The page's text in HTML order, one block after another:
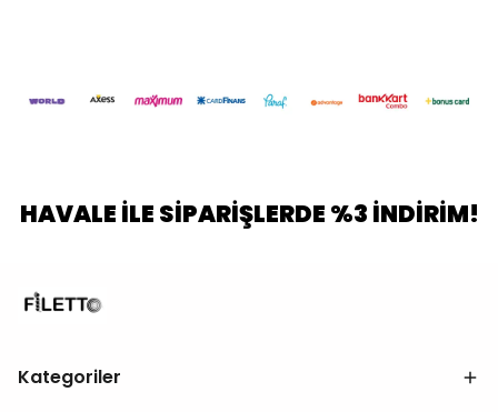
HAVALE İLE SİPARİŞLERDE %3 İNDİRİM!
Kategoriler